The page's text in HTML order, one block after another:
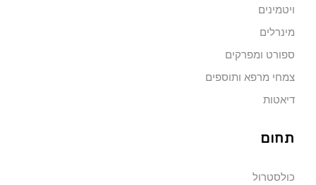
ויטמינים
מינרלים
ספורט ומפרקים
צמחי מרפא ותוספים
דיאטות
תחום
כולסטרול